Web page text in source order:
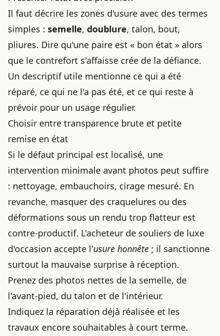
Il faut décrire les zones d'usure avec des termes
simples : semelle, doublure, talon, bout,
pliures. Dire qu'une paire est « bon état » alors
que le contrefort s'affaisse crée de la défiance.
Un descriptif utile mentionne ce qui a été
réparé, ce qui ne l'a pas été, et ce qui reste à
prévoir pour un usage régulier.
Choisir entre transparence brute et petite
remise en état
Si le défaut principal est localisé, une
intervention minimale avant photos peut suffire
: nettoyage, embauchoirs, cirage mesuré. En
revanche, masquer des craquelures ou des
déformations sous un rendu trop flatteur est
contre-productif. L'acheteur de souliers de luxe
d'occasion accepte l'usure honnête ; il sanctionne
surtout la mauvaise surprise à réception.
Prenez des photos nettes de la semelle, de
l'avant-pied, du talon et de l'intérieur.
Indiquez la réparation déjà réalisée et les
travaux encore souhaitables à court terme.